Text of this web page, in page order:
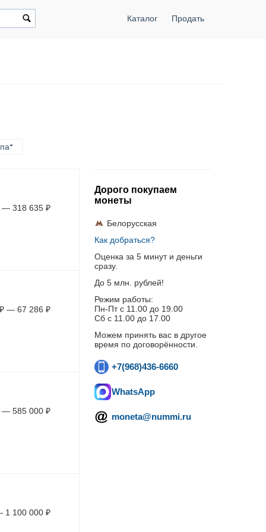
Каталог Продать
— 318 635 ₽
₽ — 67 286 ₽
— 585 000 ₽
1 100 000 ₽
Дорого покупаем
монеты
Белорусская
Как добраться?
Оценка за 5 минут и деньги
сразу.
До 5 млн. рублей!
Режим работы:
Пн-Пт c 11.00 до 19.00
Сб с 11.00 до 17.00
Можем принять вас в другое
время по договорённости.
+7(968)436-6660
WhatsApp
moneta@nummi.ru